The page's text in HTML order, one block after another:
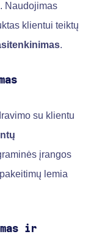
Naudojimas
klientui teiktų
.
su klientu
įrangos
lemia
ir